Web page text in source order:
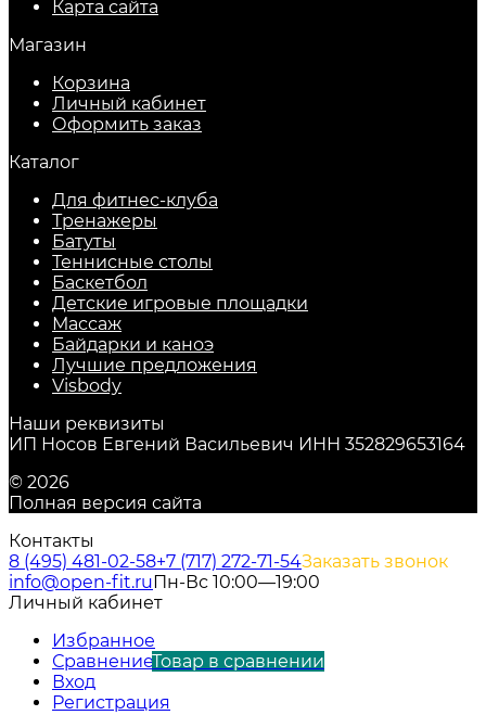
Карта сайта
Магазин
Корзина
Личный кабинет
Оформить заказ
Каталог
Для фитнес-клуба
Тренажеры
Батуты
Теннисные столы
Баскетбол
Детские игровые площадки
Массаж
Байдарки и каноэ
Лучшие предложения
Visbody
Наши реквизиты
ИП Носов Евгений Васильевич ИНН 352829653164
© 2026
Полная версия сайта
Контакты
8 (495) 481-02-58+7 (717) 272-71-54Заказать звонок
info@open-fit.ruПн-Вс 10:00—19:00
Личный кабинет
Избранное
СравнениеТовар в сравнении
Вход
Регистрация